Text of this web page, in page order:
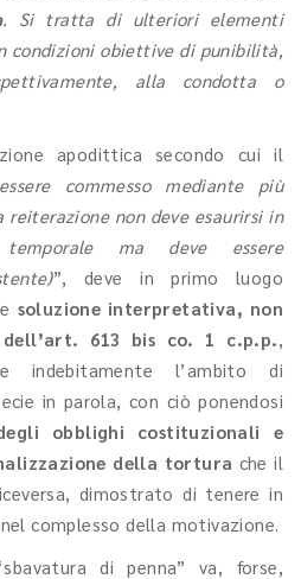
. Si tratta di ulteriori elementi
condizioni obiettive di punibilità,
alla condotta o
apodittica secondo cui il
commesso mediante più
reiterazione non deve esaurirsi in
ma deve essere
”, deve in primo luogo
soluzione interpretativa, non
613 bis co. 1 c.p.p.,
indebitamente l’ambito di
in parola, con ciò ponendosi
obblighi costituzionali e
della tortura che il
dimostrato di tenere in
complesso della motivazione.
di penna” va, forse,